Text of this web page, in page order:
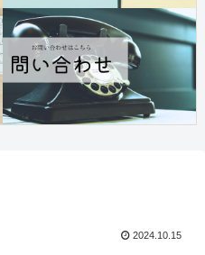
2024.10.15